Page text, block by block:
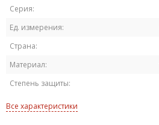
Серия:
Ед. измерения:
Страна:
Материал:
Степень защиты:
Все характеристики